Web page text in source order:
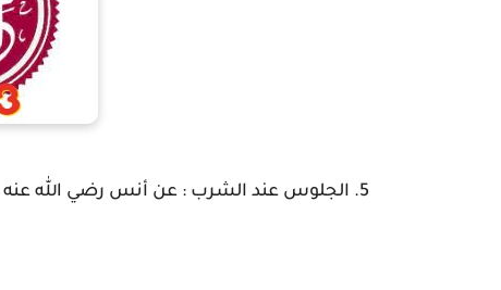
5. الجلوس عند الشرب : عن أنس رضي الله